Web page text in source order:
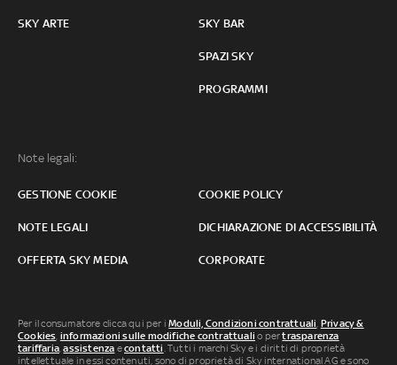
SKY ARTE SKY BAR
SPAZI SKY
PROGRAMMI
Note legali:
GESTIONE COOKIE COOKIE POLICY
NOTE LEGALI DICHIARAZIONE DI ACCESSIBILITÀ
OFFERTA SKY MEDIA CORPORATE
Per il consumatore clicca qui per iModuli, Condizioni contrattuali Privacy &
Cookies informazioni sulle modifiche contrattuali o pertrasparenza
tariffaria ,assistenza econtatti . Tutti i marchi Sky e i diritti di proprietà
intellettuale in essi contenuti, sono di proprietà di Sky international AG e sono